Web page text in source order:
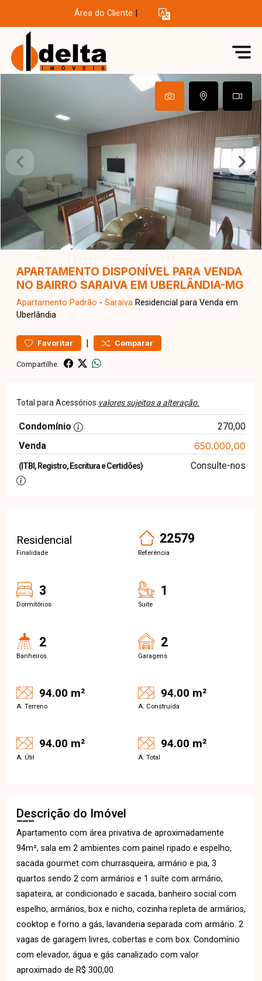
Área do Cliente
APARTAMENTO DISPONÍVEL PARA VENDA
NO BAIRRO SARAIVA EM UBERLÂNDIA-MG
Apartamento Padrão - Saraiva Residencial para Venda em
Uberlândia
Favoritar | Comparar
Compartilhe:
Total para Acessórios valores sujeitos a alteração.
Condomínio
270,00
Venda
650.000,00
(ITBI, Registro, Escritura e Certidões) Consulte-nos
Residencial
Finalidade
22579
Referência
3
Dormitórios
1
Suite
2
Banheiros
2
Garagens
94.00 m²
A. Terreno
94.00 m²
A. Construída
94.00 m²
A. Útil
94.00 m²
A. Total
Descrição do Imóvel
Apartamento com área privativa de aproximadamente
94m², sala em 2 ambientes com painel ripado e espelho,
sacada gourmet com churrasqueira, armário e pia, 3
quartos sendo 2 com armários e 1 suíte com armário,
sapateira, ar condicionado e sacada, banheiro social com
espelho, armários, box e nicho, cozinha repleta de armários,
cooktop e forno a gás, lavanderia separada com armário. 2
vagas de garagem livres, cobertas e com box. Condomínio
com elevador, água e gás canalizado com valor
aproximado de R$ 300,00.